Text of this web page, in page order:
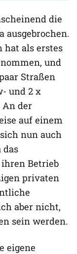
die
ausgebrochen.
hat als erstes
und
Straßen
und 2 x
An der
auf einem
nun auch
Betrieb
privaten
aber nicht,
sein werden.
eigene